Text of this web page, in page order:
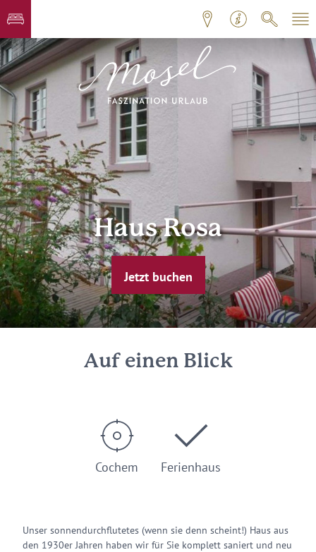
Haus Rosa
Jetzt buchen
Auf einen Blick
Cochem Ferienhaus
Unser sonnendurchflutetes (wenn sie denn scheint!) Haus aus
den 1930er Jahren haben wir für Sie komplett saniert und neu